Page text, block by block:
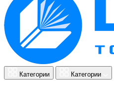
Категории Категории